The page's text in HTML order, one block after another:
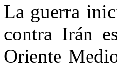
La guerra
contra Irán
Oriente